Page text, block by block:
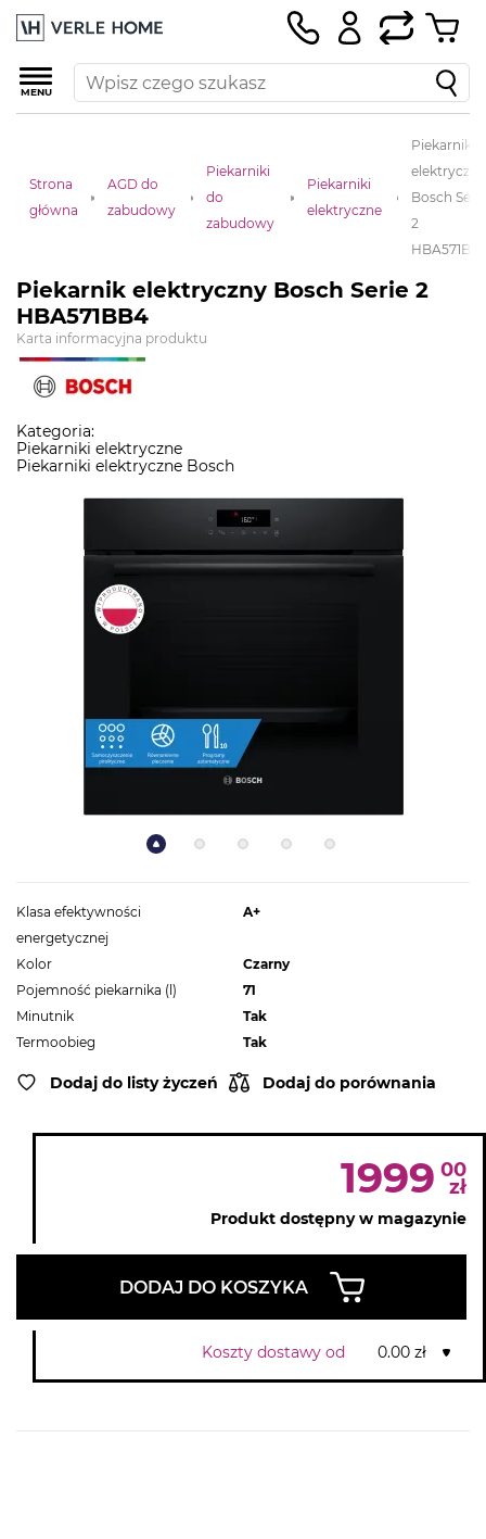
MENU
Strona
główna
AGD do
zabudowy
Piekarniki
do
zabudowy
Piekarniki
elektryczne
Piekarnik
elektryczny
Bosch
2
Piekarnik elektryczny Bosch Serie 2
HBA571BB4
Karta informacyjna produktu
Kategoria:
Piekarniki elektryczne
Piekarniki elektryczne Bosch
Klasa efektywności
energetycznej
A+
Kolor
Czarny
Pojemność piekarnika (l)
71
Minutnik
Tak
Termoobieg
Tak
Dodaj do listy życzeń Dodaj do porównania
1999 00
zł
Produkt dostępny w magazynie
DODAJ DO KOSZYKA
Koszty dostawy od 0.00 zł